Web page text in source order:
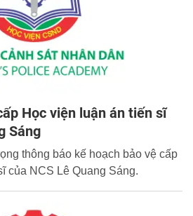
Học viện luận án tiến sĩ
Sáng
thông báo kế hoạch bảo vệ cấp
của NCS Lê Quang Sáng.